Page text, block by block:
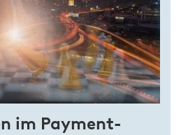
im Payment-